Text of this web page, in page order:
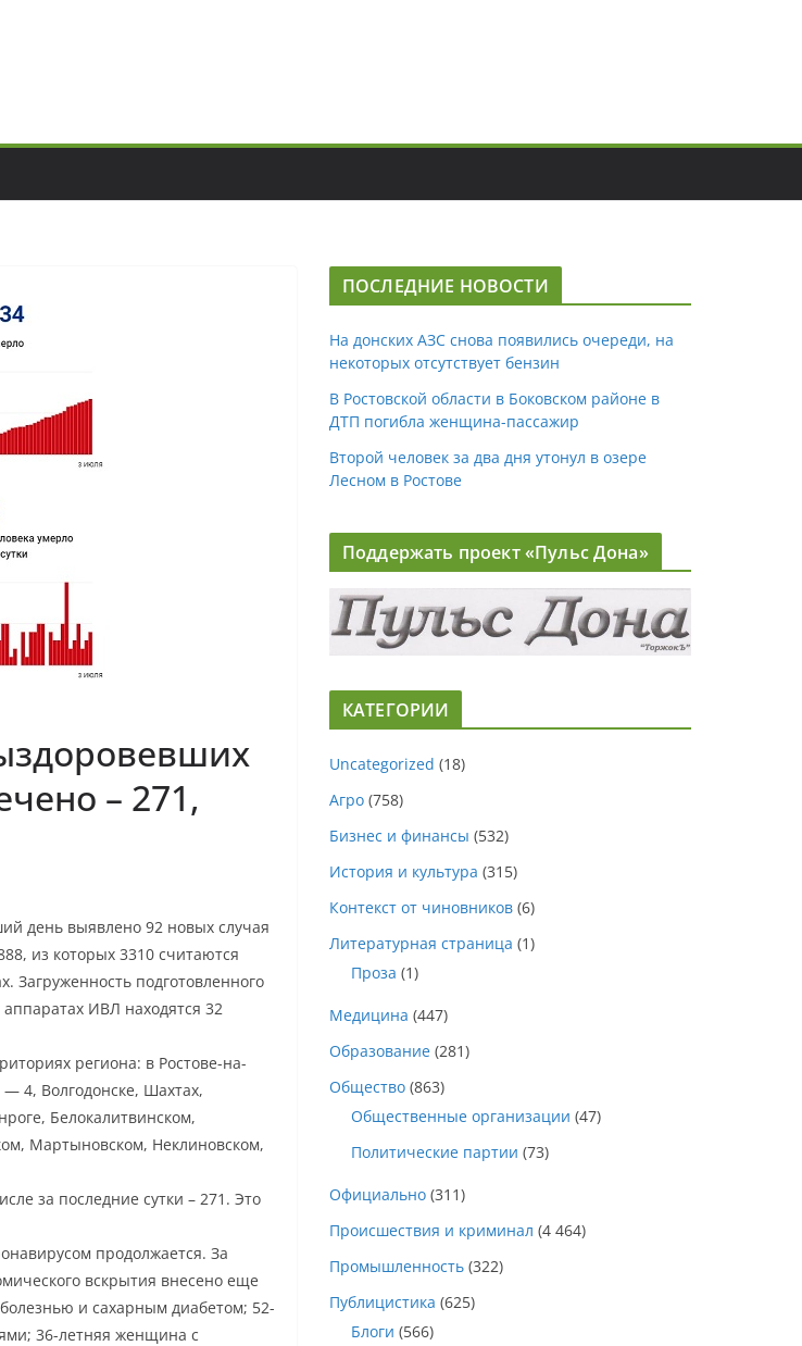
– 271,
день выявлено 92 новых случая
из которых 3310 считаются
Загруженность подготовленного
ИВЛ находятся 32
региона: в Ростове-на-
4, Волгодонске, Шахтах,
Белокалитвинском,
Мартыновском, Неклиновском,
за последние сутки – 271. Это
продолжается. За
вскрытия внесено еще
и сахарным диабетом; 52-
36-летняя женщина с
ПОСЛЕДНИЕ НОВОСТИ
На донских АЗС снова появились очереди, на
некоторых отсутствует бензин
В Ростовской области в Боковском районе в
ДТП погибла женщина-пассажир
Второй человек за два дня утонул в озере
Лесном в Ростове
Поддержать проект «Пульс Дона»
КАТЕГОРИИ
Uncategorized (18)
Агро (758)
Бизнес и финансы (532)
История и культура (315)
Контекст от чиновников (6)
Литературная страница (1)
Проза (1)
Медицина (447)
Образование (281)
Общество (863)
Общественные организации (47)
Политические партии (73)
Официально (311)
Происшествия и криминал (4 464)
Промышленность (322)
Публицистика (625)
Блоги (566)